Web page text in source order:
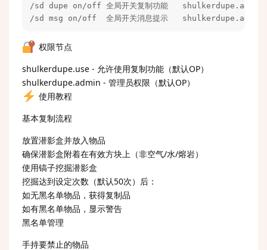
/sd dupe on/off	全局开关复制功能	shulkerdupe.admin
/sd msg on/off	全局开关消息提示	shulkerdupe.admin
权限节点
shulkerdupe.use - 允许使用复制功能（默认OP）
shulkerdupe.admin - 管理员权限（默认OP）
使用教程
基本复制流程
放置潜影盒并放入物品
确保潜影盒附着在有效方块上（非空气/水/熔岩）
使用镐子挖掘潜影盒
挖掘达到设定次数（默认50次）后：
如无黑名单物品，获得复制品
如有黑名单物品，显示警告
黑名单管理
手持要禁止的物品